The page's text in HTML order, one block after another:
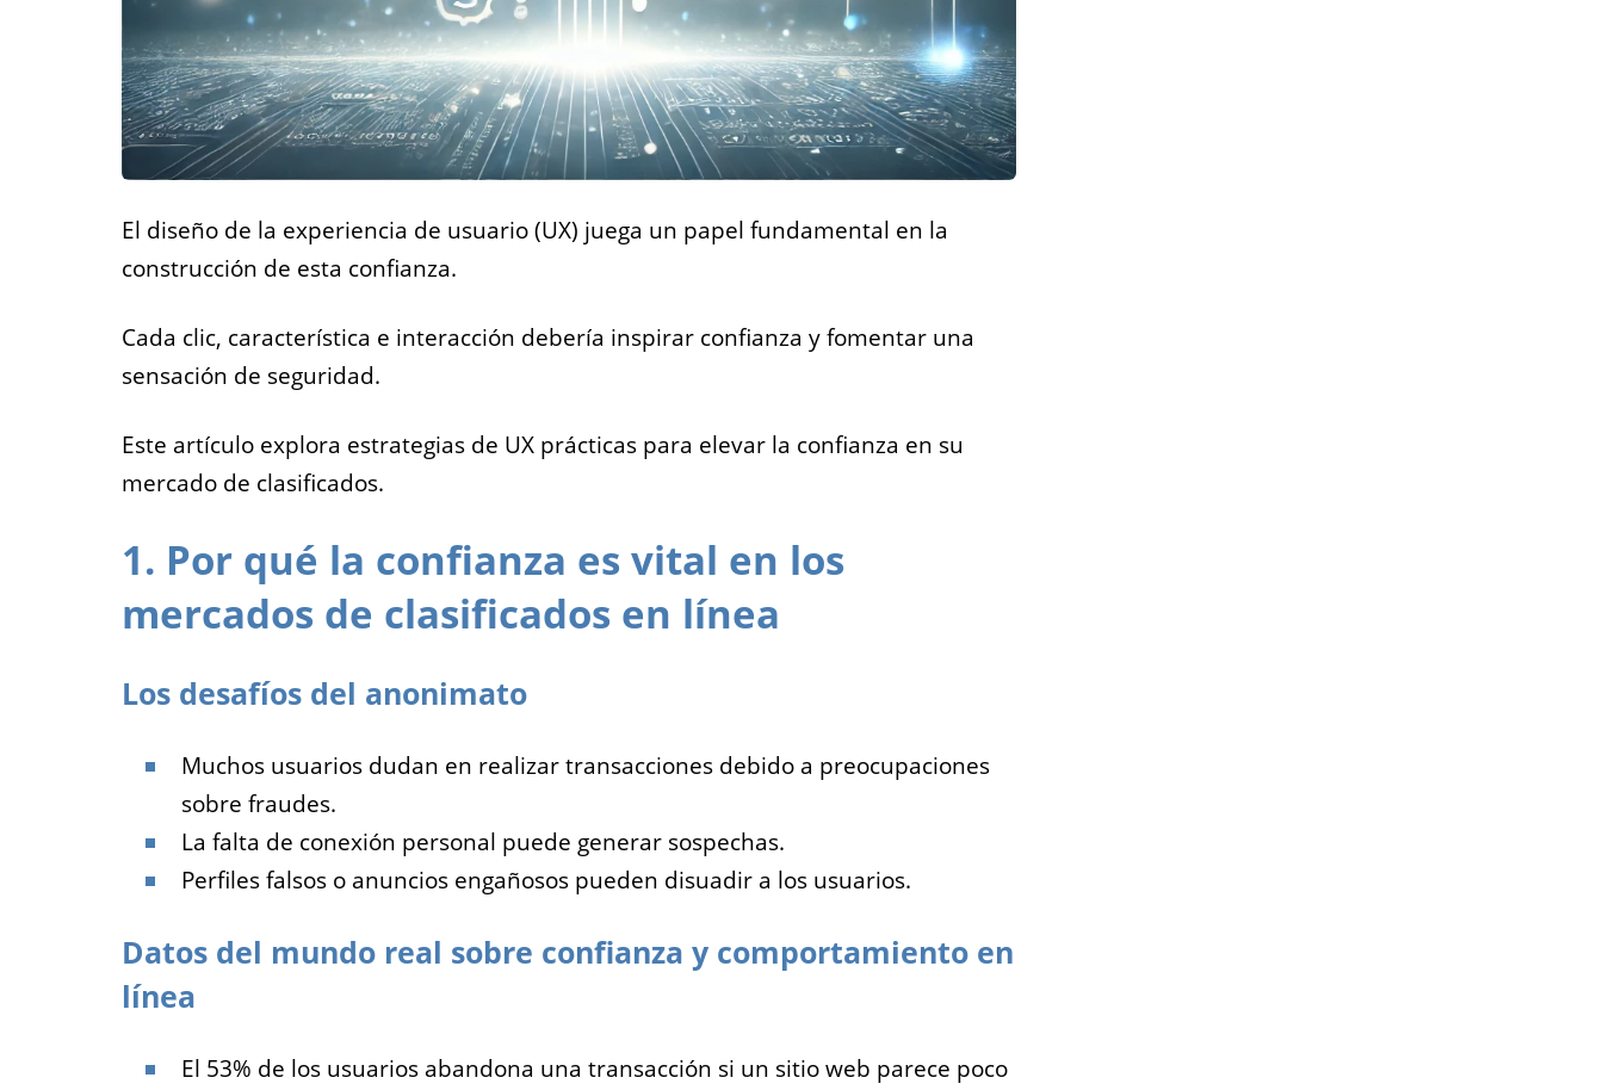
El diseño de la experiencia de usuario (UX) juega un papel fundamental en la
construcción de esta confianza.
Cada clic, característica e interacción debería inspirar confianza y fomentar una
sensación de seguridad.
Este artículo explora estrategias de UX prácticas para elevar la confianza en su
mercado de clasificados.
1. Por qué la confianza es vital en los
mercados de clasificados en línea
Los desafíos del anonimato
Muchos usuarios dudan en realizar transacciones debido a preocupaciones
sobre fraudes.
La falta de conexión personal puede generar sospechas.
Perfiles falsos o anuncios engañosos pueden disuadir a los usuarios.
Datos del mundo real sobre confianza y comportamiento en
línea
El 53% de los usuarios abandona una transacción si un sitio web parece poco